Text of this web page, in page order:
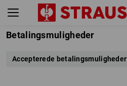
Betalingsmuligheder
Accepterede betalingsmuligheder